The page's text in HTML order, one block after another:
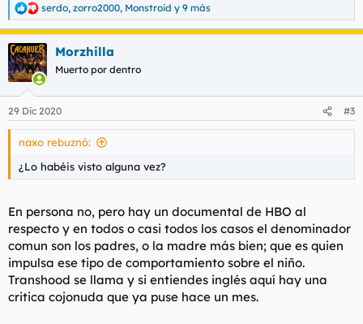
R
e
a
c
c
i
e
s
serdo, zorro2000, Monstroid y 9 más
Morzhilla
Muerto por dentro
29 Dic 2020 #3
naxo rebuznó:
¿Lo habéis visto alguna vez?
En persona no, pero hay un documental de HBO al
respecto y en todos o casi todos los casos el denominador
comun son los padres, o la madre más bien; que es quien
impulsa ese tipo de comportamiento sobre el niño.
Transhood se llama y si entiendes inglés aquí hay una
critica cojonuda que ya puse hace un mes.